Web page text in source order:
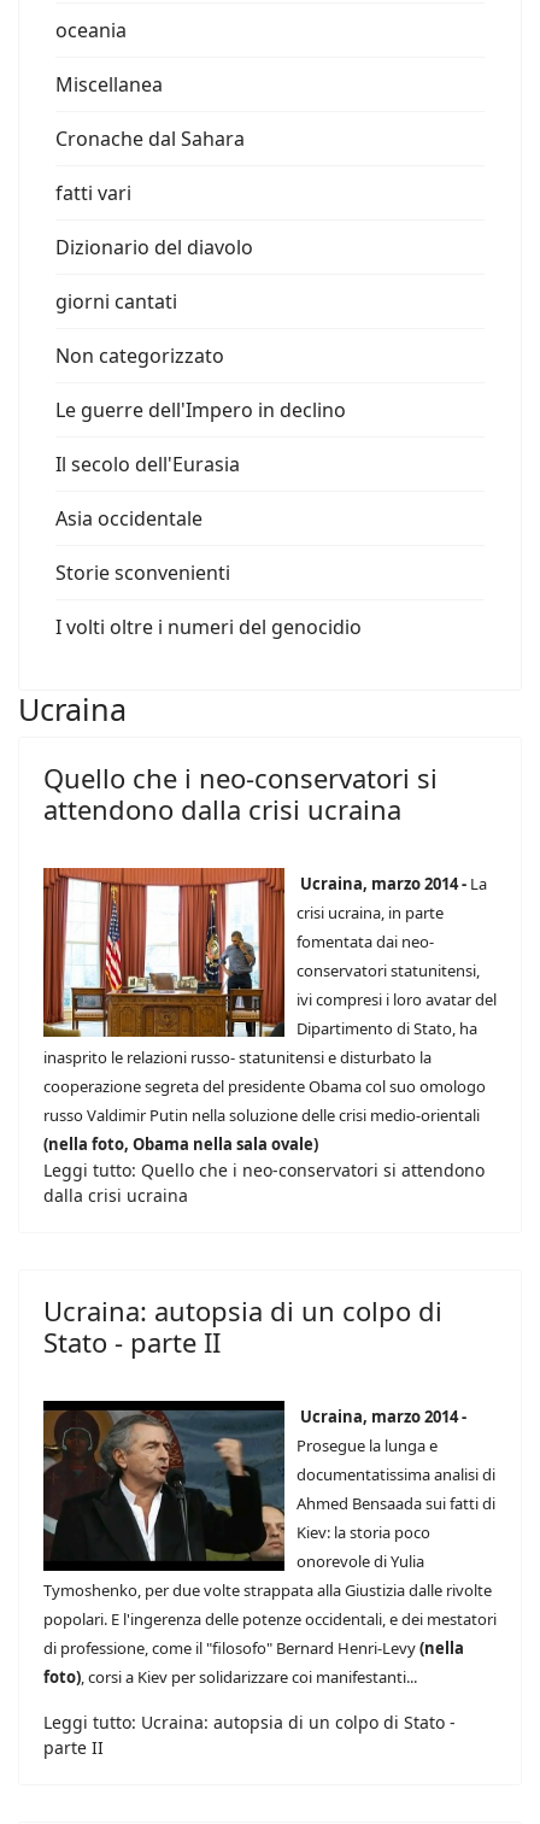
oceania
Miscellanea
Cronache dal Sahara
fatti vari
Dizionario del diavolo
giorni cantati
Non categorizzato
Le guerre dell'Impero in declino
Il secolo dell'Eurasia
Asia occidentale
Storie sconvenienti
I volti oltre i numeri del genocidio
Ucraina
Quello che i neo-conservatori si
attendono dalla crisi ucraina
Ucraina, marzo 2014 - La
crisi ucraina, in parte
fomentata dai neo-
conservatori statunitensi,
ivi compresi i loro avatar del
Dipartimento di Stato, ha
inasprito le relazioni russo- statunitensi e disturbato la
cooperazione segreta del presidente Obama col suo omologo
russo Valdimir Putin nella soluzione delle crisi medio-orientali
(nella foto, Obama nella sala ovale)
Leggi tutto: Quello che i neo-conservatori si attendono
dalla crisi ucraina
Ucraina: autopsia di un colpo di
Stato - parte II
Ucraina, marzo 2014 -
Prosegue la lunga e
documentatissima analisi di
Ahmed Bensaada sui fatti di
Kiev: la storia poco
onorevole di Yulia
Tymoshenko, per due volte strappata alla Giustizia dalle rivolte
popolari. E l'ingerenza delle potenze occidentali, e dei mestatori
di professione, come il "filosofo" Bernard Henri-Levy(nella
foto), corsi a Kiev per solidarizzare coi manifestanti...
Leggi tutto: Ucraina: autopsia di un colpo di Stato -
parte II